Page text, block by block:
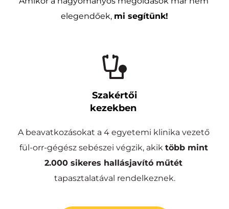
elegendőek, mi segítünk!
Szakértői
kezekben
A beavatkozásokat a 4 egyetemi klinika vezető
fül-orr-gégész sebészei végzik, akik több mint
2.000 sikeres hallásjavító műtét
tapasztalatával rendelkeznek.